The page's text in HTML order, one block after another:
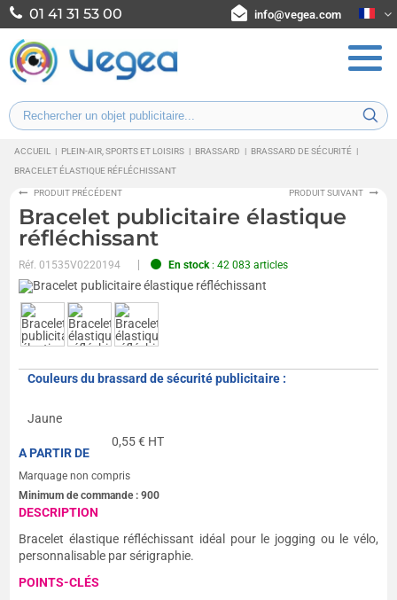
01 41 31 53 00 info@vegea.com
ACCUEIL | PLEIN-AIR, SPORTS ET LOISIRS | BRASSARD | BRASSARD DE SÉCURITÉ |
BRACELET ÉLASTIQUE RÉFLÉCHISSANT
PRODUIT PRÉCÉDENT PRODUIT SUIVANT
Bracelet publicitaire élastique
réfléchissant
Réf.01535V0220194 En stock: 42 083 articles
Couleurs du brassard de sécurité publicitaire :
Jaune
0,55€ HT
A PARTIR DE
Marquage non compris
Minimum de commande :900
DESCRIPTION
Bracelet élastique réfléchissant idéal pour le jogging ou le vélo,
personnalisable par sérigraphie.
POINTS-CLÉS